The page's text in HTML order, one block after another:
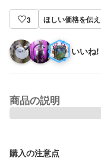
3 ほしい価格を伝
いいね
商品の説明
購入の注意点